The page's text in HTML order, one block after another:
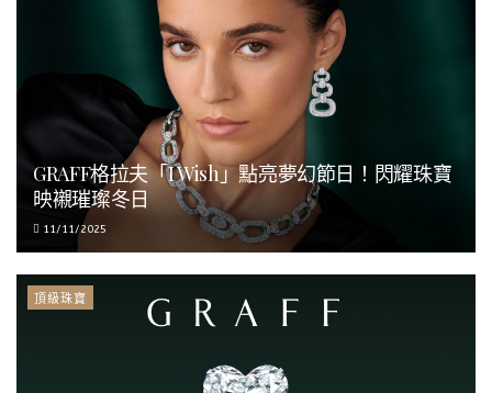
GRAFF格拉夫「I Wish」點亮夢幻節日！閃耀珠寶
映襯璀璨冬日
11/11/2025
頂級珠寶